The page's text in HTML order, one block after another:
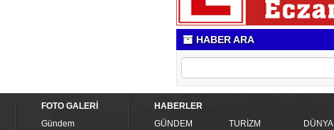
HABER ARA
FOTO GALERİ
Gündem
HABERLER
GÜNDEM
TURİZM
DÜNYA